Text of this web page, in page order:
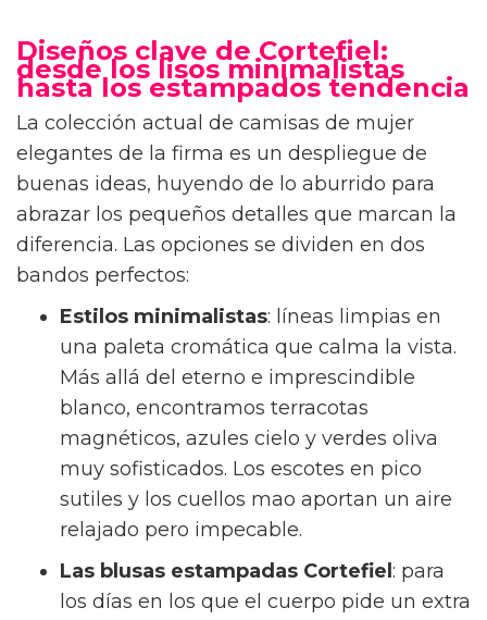
Diseños clave de Cortefiel:
desde los lisos minimalistas
hasta los estampados tendencia
La colección actual de camisas de mujer
elegantes de la firma es un despliegue de
buenas ideas, huyendo de lo aburrido para
abrazar los pequeños detalles que marcan la
diferencia. Las opciones se dividen en dos
bandos perfectos:
Estilos minimalistas: líneas limpias en
una paleta cromática que calma la vista.
Más allá del eterno e imprescindible
blanco, encontramos terracotas
magnéticos, azules cielo y verdes oliva
muy sofisticados. Los escotes en pico
sutiles y los cuellos mao aportan un aire
relajado pero impecable.
Las blusas estampadas Cortefiel : para
los días en los que el cuerpo pide un extra